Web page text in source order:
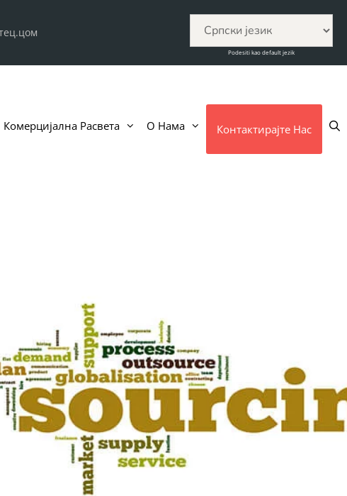
Podesiti kao default jezik
Комерцијална Расвета О Нама Контактирајте Нас